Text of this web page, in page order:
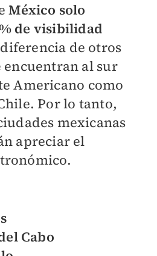
México solo
de visibilidad
de otros
encuentran al sur
Americano como
Por lo tanto,
mexicanas
apreciar el
Cabo